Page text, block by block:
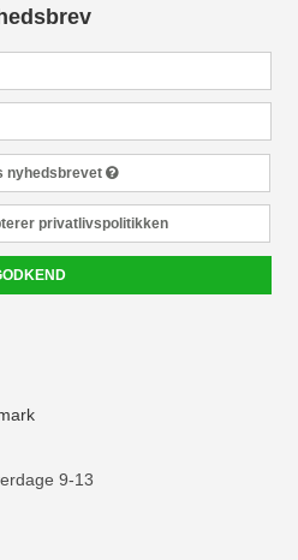
nyhedsbrevet
privatlivspolitikken
9-13